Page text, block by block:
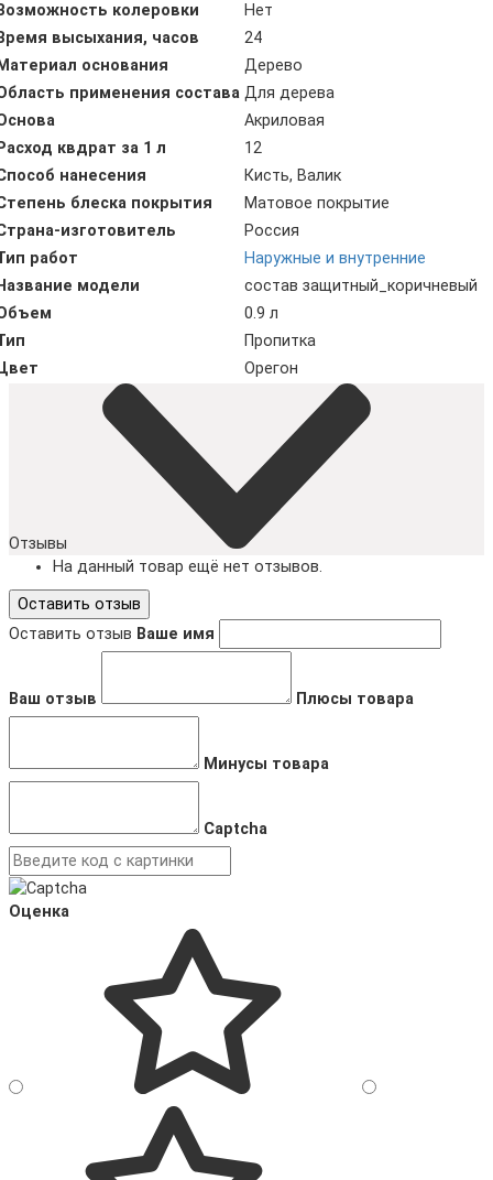
колеровки
Нет
высыхания, часов
24
основания
Дерево
применения состава Для дерева
Акриловая
квдрат за 1 л
12
нанесения
Кисть, Валик
блеска покрытия
Матовое покрытие
изготовитель
Россия
работ
Наружные и внутренние
модели
состав защитный_коричневый
0.9 л
Пропитка
Орегон
Отзывы
На данный товар ещё нет отзывов.
Оставить отзыв
Оставить отзыв Ваше имя
Ваш отзыв Плюсы товара
Минусы товара
Captcha
Оценка